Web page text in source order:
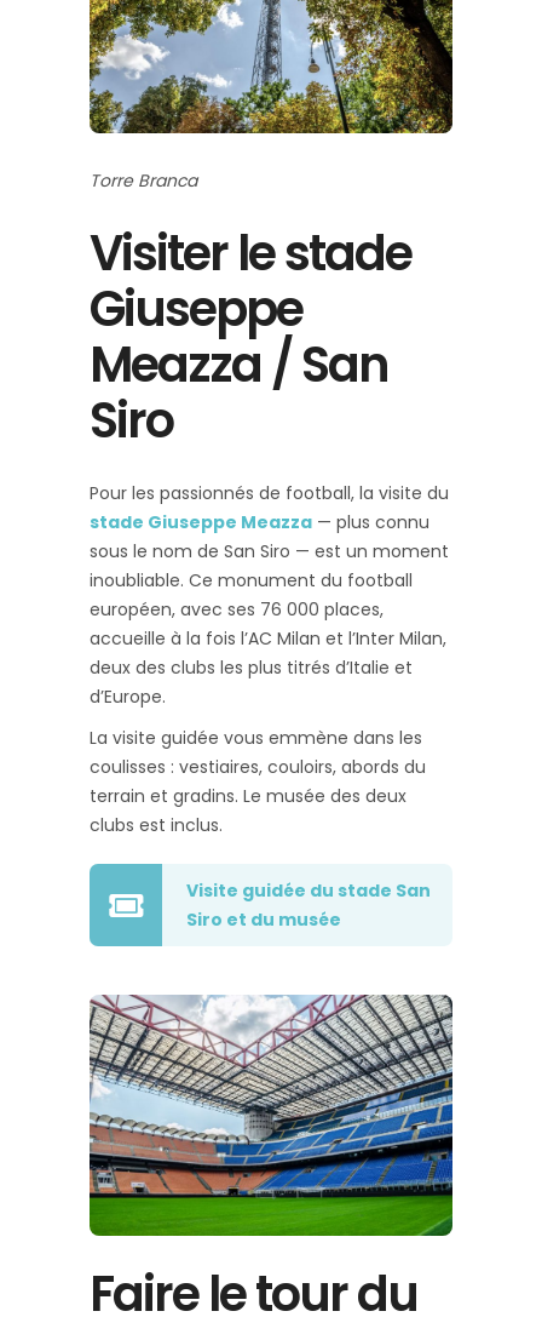
Torre Branca
Visiter le stade
Giuseppe
Meazza / San
Siro
Pour les passionnés de football, la visite du
stade Giuseppe Meazza — plus connu
sous le nom de San Siro — est un moment
inoubliable. Ce monument du football
européen, avec ses 76 000 places,
accueille à la fois l’AC Milan et l’Inter Milan,
deux des clubs les plus titrés d’Italie et
d’Europe.
La visite guidée vous emmène dans les
coulisses : vestiaires, couloirs, abords du
terrain et gradins. Le musée des deux
clubs est inclus.
Visite guidée du stade San
Siro et du musée
Faire le tour du